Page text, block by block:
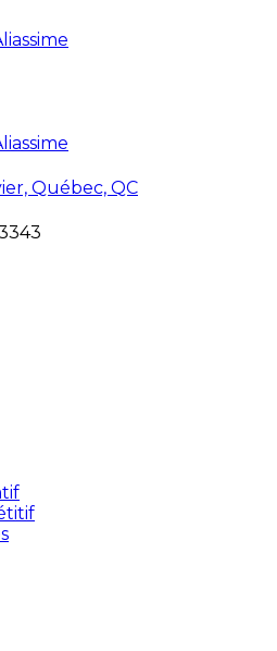
Québec, QC